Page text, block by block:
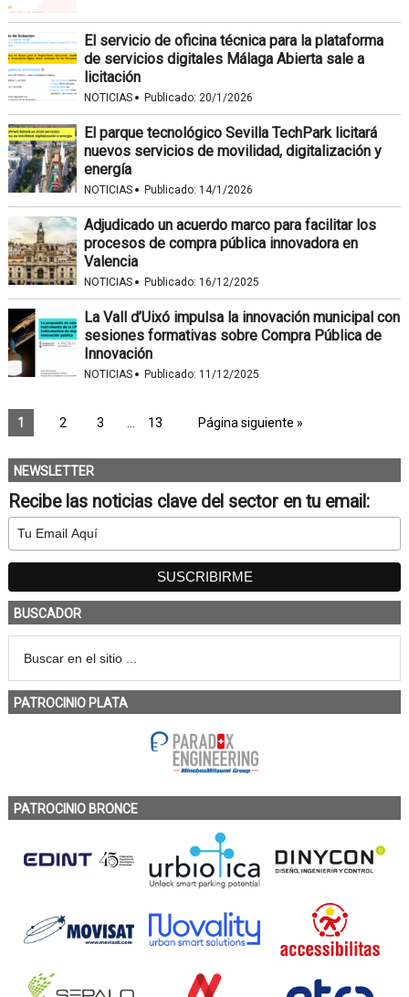
El servicio de oficina técnica para la plataforma
de servicios digitales Málaga Abierta sale a
licitación
NOTICIAS · Publicado: 20/1/2026
El parque tecnológico Sevilla TechPark licitará
nuevos servicios de movilidad, digitalización y
energía
NOTICIAS · Publicado: 14/1/2026
Adjudicado un acuerdo marco para facilitar los
procesos de compra pública innovadora en
Valencia
NOTICIAS · Publicado: 16/12/2025
La Vall d’Uixó impulsa la innovación municipal con
sesiones formativas sobre Compra Pública de
Innovación
NOTICIAS · Publicado: 11/12/2025
1 2 3 13 Página siguiente »
NEWSLETTER
Recibe las noticias clave del sector en tu email:
BUSCADOR
PATROCINIO PLATA
PATROCINIO BRONCE